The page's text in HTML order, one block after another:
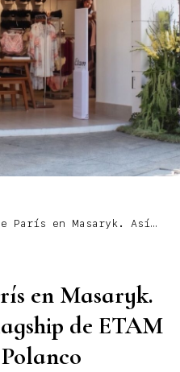
París en Masaryk. Así
en Masaryk.
de ETAM